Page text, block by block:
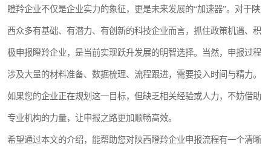
瞪羚企业不仅是企业实力的象征，更是未来发展的“加速器”。对于陕
西众多有基础、有潜力、有创新的科技企业而言，抓住政策机遇、积
极申报瞪羚企业，是当前实现跃升发展的明智选择。当然，申报过程
涉及大量的材料准备、数据梳理、流程跟进，需要投入时间与精力。
如果您的企业正在规划这一目标，但缺乏相关经验或人力，不妨借助
专业机构的力量，让申报之路更加顺畅高效。
希望通过本文的介绍，能帮助您对陕西瞪羚企业申报流程有一个清晰